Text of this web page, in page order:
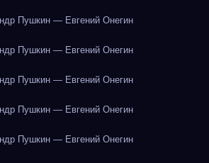
Пушкин — Евгений Онегин
Пушкин — Евгений Онегин
Пушкин — Евгений Онегин
Пушкин — Евгений Онегин
Пушкин — Евгений Онегин